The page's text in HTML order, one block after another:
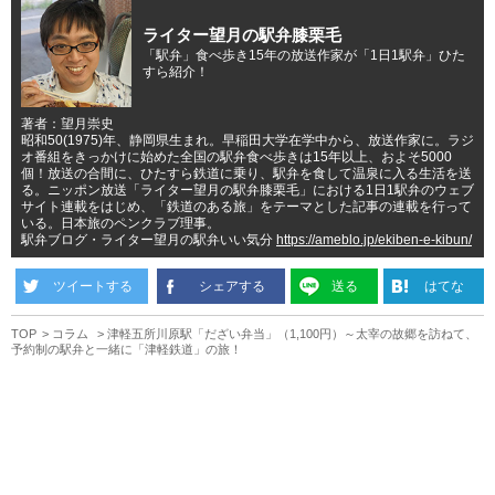
ライター望月の駅弁膝栗毛
「駅弁」食べ歩き15年の放送作家が「1日1駅弁」ひた
すら紹介！
著者：望月崇史
昭和50(1975)年、静岡県生まれ。早稲田大学在学中から、放送作家に。ラジ
オ番組をきっかけに始めた全国の駅弁食べ歩きは15年以上、およそ5000
個！放送の合間に、ひたすら鉄道に乗り、駅弁を食して温泉に入る生活を送
る。ニッポン放送「ライター望月の駅弁膝栗毛」における1日1駅弁のウェブ
サイト連載をはじめ、「鉄道のある旅」をテーマとした記事の連載を行って
いる。日本旅のペンクラブ理事。
駅弁ブログ・ライター望月の駅弁いい気分 https://ameblo.jp/ekiben-e-kibun/
ツイートする シェアする 送る はてな
TOP コラム
津軽五所川原駅「だざい弁当」（1,100円）～太宰の故郷を訪ねて、
予約制の駅弁と一緒に「津軽鉄道」の旅！